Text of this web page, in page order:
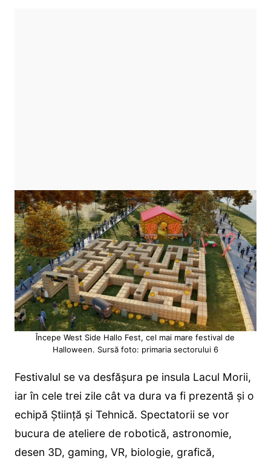
Începe West Side Hallo Fest, cel mai mare festival de
Halloween. Sursă foto: primaria sectorului 6
Festivalul se va desfășura pe insula Lacul Morii,
iar în cele trei zile cât va dura va fi prezentă și o
echipă Știință și Tehnică. Spectatorii se vor
bucura de ateliere de robotică, astronomie,
desen 3D, gaming, VR, biologie, grafică,